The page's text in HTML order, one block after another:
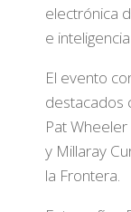
electrónica
e
El evento
destacados
Pat
y Millaray
la Frontera.